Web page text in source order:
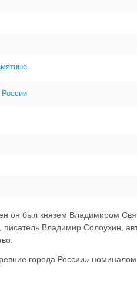
России
он был князем Владимиром
Владимир Солоухин,
города России»